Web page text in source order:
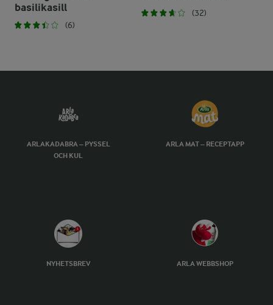
basilikasill
(6)
(32)
ARLAKADABRA – PYSSEL
OCH KUL
ARLA MAT – RECEPTAPP
NYHETSBREV ARLA WEBBSHOP